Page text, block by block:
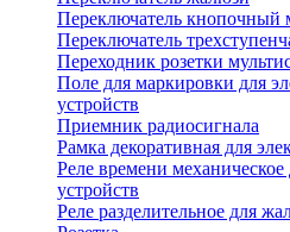
Переключатель
Переключатель
Переходник розетки
Поле для маркировки для
устройств
Приемник радиосигнала
Рамка декоративная для
Реле времени
устройств
Реле разделительное для